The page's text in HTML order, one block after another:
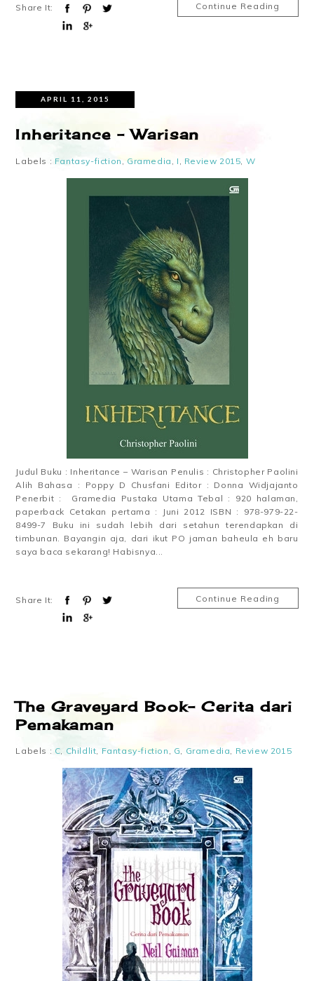
Share It: Continue Reading
APRIL 11, 2015
Inheritance – Warisan
Labels : Fantasy-fiction Gramedia I Review 2015 W
Judul Buku : Inheritance – Warisan Penulis : Christopher Paolini
Alih Bahasa : Poppy D Chusfani Editor : Donna Widjajanto
Penerbit : Gramedia Pustaka Utama Tebal : 920 halaman,
paperback Cetakan pertama : Juni 2012 ISBN : 978-979-22-
8499-7 Buku ini sudah lebih dari setahun terendapkan di
timbunan. Bayangin aja, dari ikut PO jaman baheula eh baru
saya baca sekarang! Habisnya...
Share It: Continue Reading
The Graveyard Book- Cerita dari
Pemakaman
Labels : C, Childlit, Fantasy-fiction , G, Gramedia, Review 2015